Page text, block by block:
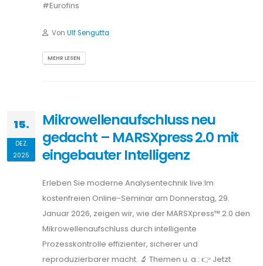
#Eurofins
Von Ulf Sengutta
MEHR LESEN
15.
DEZ.
2025
Mikrowellenaufschluss neu
gedacht – MARSXpress 2.0 mit
eingebauter Intelligenz
Erleben Sie moderne Analysentechnik live:Im
kostenfreien Online-Seminar am Donnerstag, 29.
Januar 2026, zeigen wir, wie der MARSXpress™ 2.0 den
Mikrowellenaufschluss durch intelligente
Prozesskontrolle effizienter, sicherer und
reproduzierbarer macht. 🔬 Themen u. a.: 👉 Jetzt